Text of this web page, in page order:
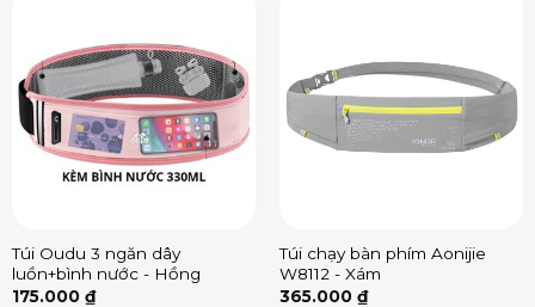
Túi Oudu 3 ngăn dây
luồn+bình nước - Hồng
175.000 ₫
Túi chạy bàn phím Aonijie
W8112 - Xám
365.000 ₫